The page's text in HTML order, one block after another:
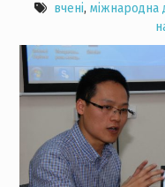
вчені, міжнародна